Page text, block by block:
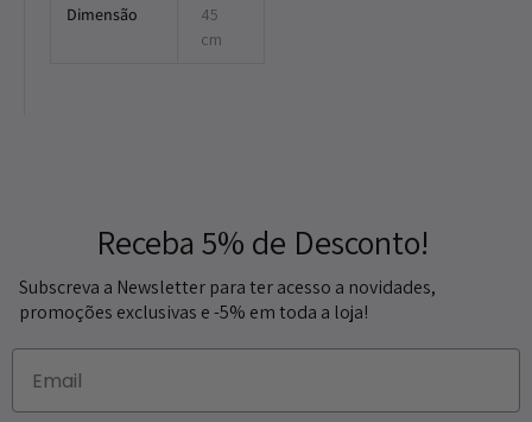
Dimensão
45
cm
Receba 5% de Desconto!
Subscreva a Newsletter para ter acesso a novidades,
promoções exclusivas e -5% em toda a loja!